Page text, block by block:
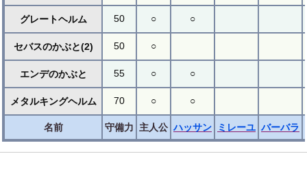
名前 守備力 主人公 ハッサン ミレーユ バーバラ
グレートヘルム 50 ○ ○
セバスのかぶと(2) 50 ○
エンデのかぶと 55 ○ ○
メタルキングヘルム 70 ○ ○